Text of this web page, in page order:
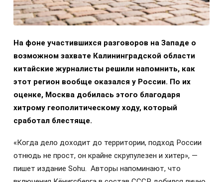
На фоне участившихся разговоров на Западе о
возможном захвате Калининградской области
китайские журналисты решили напомнить, как
этот регион вообще оказался у России. По их
оценке, Москва добилась этого благодаря
хитрому геополитическому ходу, который
сработал блестяще.
«Когда дело доходит до территории, подход России
отнюдь не прост, он крайне скрупулезен и хитер», —
пишет издание Sohu. Авторы напоминают, что